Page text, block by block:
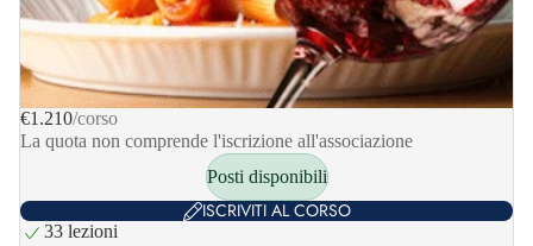
€1.210/corso
La quota non comprende l'iscrizione all'associazione
Posti disponibili
ISCRIVITI AL CORSO
33 lezioni